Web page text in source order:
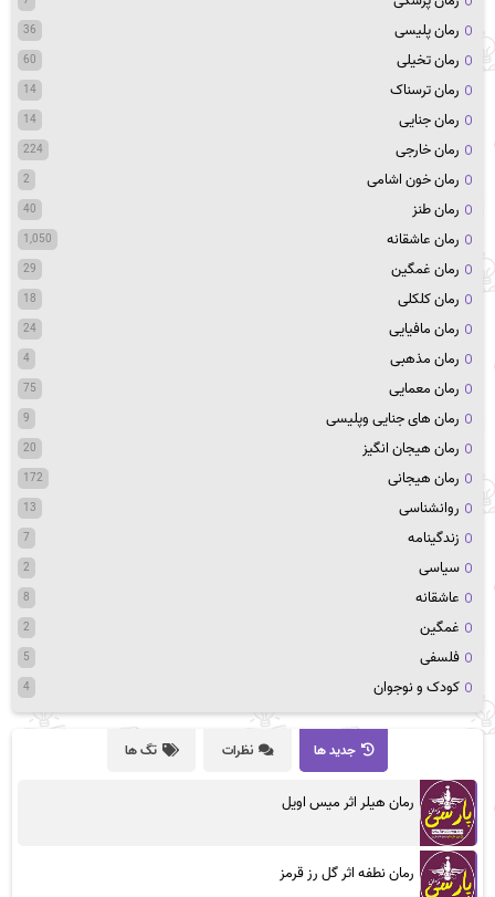
رمان پلیسی 36
رمان تخیلی 60
رمان ترسناک 14
رمان جنایی 14
رمان خارجی 224
رمان خون اشامی 2
رمان طنز 40
رمان عاشقانه 1,050
رمان غمگین 29
رمان کلکلی 18
رمان مافیایی 24
رمان مذهبی 4
رمان معمایی 75
رمان های جنایی وپلیسی 9
رمان هیجان انگیز 20
رمان هیجانی 172
روانشناسی 13
زندگینامه 7
سیاسی 2
عاشقانه 8
غمگین 2
فلسفی 5
کودک و نوجوان 4
جدید ها نظرات تگ ها
رمان هیلر اثر میس اویل
رمان نطفه اثر گل رز قرمز